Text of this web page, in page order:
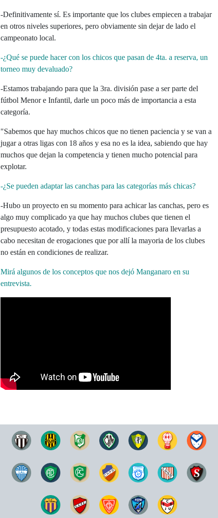
-Definitivamente sí. Es importante que los clubes empiecen a trabajar
en otros niveles superiores, pero obviamente sin dejar de lado el
campeonato local.
-¿Qué se puede hacer con los chicos que pasan de 4ta. a reserva, un
torneo muy devaluado?
-Estamos trabajando para que la 3ra. división pase a ser parte del
fútbol Menor e Infantil, darle un poco más de importancia a esta
categoría.
"Sabemos que hay muchos chicos que no tienen paciencia y se van a
jugar a otras ligas con 18 años y esa no es la idea, sabiendo que hay
muchos que dejan la competencia y tienen mucho potencial para
explotar.
-¿Se pueden adaptar las canchas para las categorías más chicas?
-Hubo un proyecto en su momento para achicar las canchas, pero es
algo muy complicado ya que hay muchos clubes que tienen el
presupuesto acotado, y todas estas modificaciones para llevarlas a
cabo necesitan de erogaciones que por allí la mayoria de los clubes
no están en condiciones de realizar.
Mirá algunos de los conceptos que nos dejó Manganaro en su
entrevista.